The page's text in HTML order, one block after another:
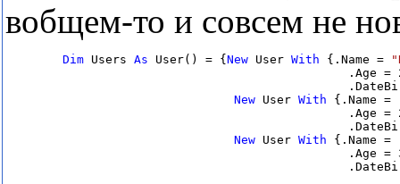
вобщем-то и совсем не
Dim Users As User() = { New User With {.Name =
.Age =
New User With {.Name =
.Age =
New User With {.Name =
.Age =